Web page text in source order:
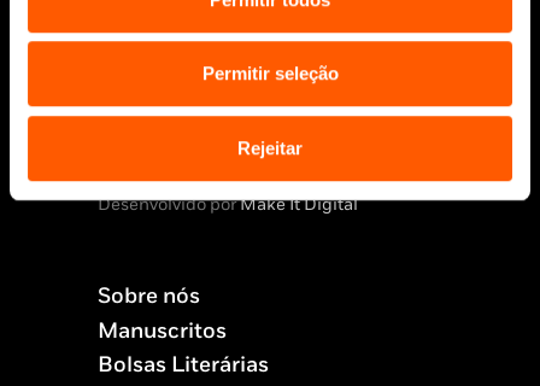
Permitir seleção
Rejeitar
Política de Cookies
Política de segurança e privacidade
Ajuda, Termos e Condições
© 2026 Penguin Random House Grupo Editorial
Todos os direitos reservados.
Desenvolvido porMake It Digital
Sobre nós
Manuscritos
Bolsas Literárias